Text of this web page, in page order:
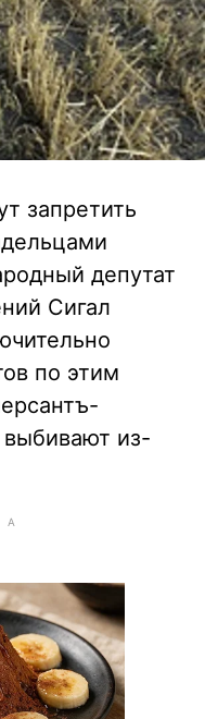
запретить
депутат
Сигал
по этим
из-